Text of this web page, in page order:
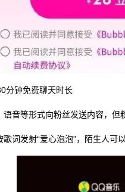
分钟免费聊天时长
音等形式向粉丝发送内容，但
词发射“爱心泡泡”，陌生人可